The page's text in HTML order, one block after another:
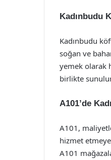
Kadınbudu
Kadınbudu
soğan ve
yemek olarak
birlikte
A101’de
A101,
hizmet
A101